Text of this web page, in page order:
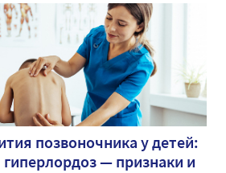
позвоночника у детей:
— признаки и